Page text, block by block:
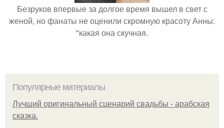
Безруков впервые за долгое время вышел в свет с
женой, но фанаты не оценили скромную красоту Анны:
"какая она скучная.
Популярные материалы
Лучший оригинальный сценарий свадьбы - арабская
сказка.